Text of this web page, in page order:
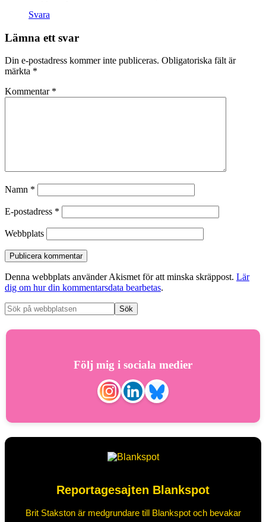
Svara
Lämna ett svar
Din e-postadress kommer inte publiceras. Obligatoriska fält är
märkta *
Kommentar *
Namn *
E-postadress *
Webbplats
Denna webbplats använder Akismet för att minska skräppost. Lär
dig om hur din kommentarsdata bearbetas.
Följ mig i sociala medier
Reportagesajten Blankspot
Brit Stakston är medgrundare till Blankspot och bevakar